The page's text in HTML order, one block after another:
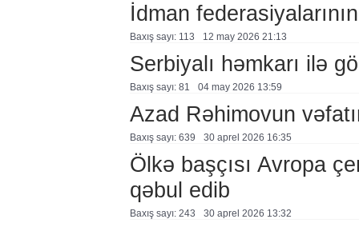
İdman
Baxış sayı: 113 12 may 2026 21:13
Serbiyalı həmkarı ilə
Baxış sayı: 81 04 may 2026 13:59
Azad Rəhimovun
Baxış sayı: 639 30 aprel 2026 16:35
Ölkə başçısı Avropa
qəbul edib
Baxış sayı: 243 30 aprel 2026 13:32